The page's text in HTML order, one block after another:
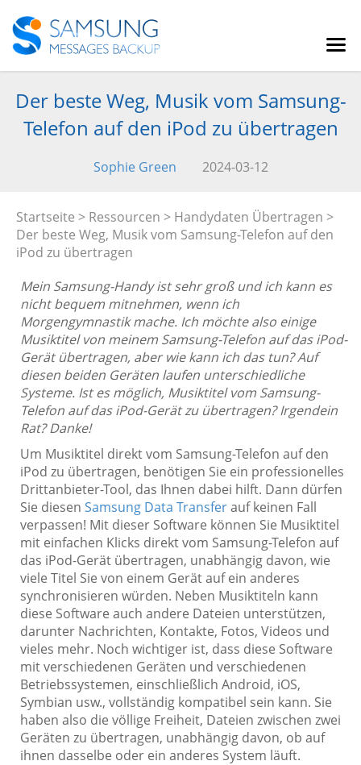
Der beste Weg, Musik vom Samsung-
Telefon auf den iPod zu übertragen
Sophie Green 2024-03-12
Startseite > Ressourcen > Handydaten Übertragen >
Der beste Weg, Musik vom Samsung-Telefon auf den
iPod zu übertragen
Mein Samsung-Handy ist sehr groß und ich kann es
nicht bequem mitnehmen, wenn ich
Morgengymnastik mache. Ich möchte also einige
Musiktitel von meinem Samsung-Telefon auf das iPod-
Gerät übertragen, aber wie kann ich das tun? Auf
diesen beiden Geräten laufen unterschiedliche
Systeme. Ist es möglich, Musiktitel vom Samsung-
Telefon auf das iPod-Gerät zu übertragen? Irgendein
Rat? Danke!
Um Musiktitel direkt vom Samsung-Telefon auf den
iPod zu übertragen, benötigen Sie ein professionelles
Drittanbieter-Tool, das Ihnen dabei hilft. Dann dürfen
Sie diesen Samsung Data Transferauf keinen Fall
verpassen! Mit dieser Software können Sie Musiktitel
mit einfachen Klicks direkt vom Samsung-Telefon auf
das iPod-Gerät übertragen, unabhängig davon, wie
viele Titel Sie von einem Gerät auf ein anderes
synchronisieren würden. Neben Musiktiteln kann
diese Software auch andere Dateien unterstützen,
darunter Nachrichten, Kontakte, Fotos, Videos und
vieles mehr. Noch wichtiger ist, dass diese Software
mit verschiedenen Geräten und verschiedenen
Betriebssystemen, einschließlich Android, iOS,
Symbian usw., vollständig kompatibel sein kann. Sie
haben also die völlige Freiheit, Dateien zwischen zwei
Geräten zu übertragen, unabhängig davon, ob auf
ihnen dasselbe oder ein anderes System läuft.